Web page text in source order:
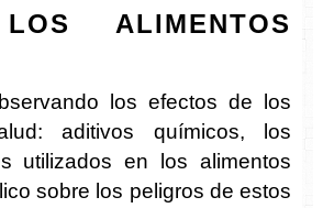
ALIMENTOS
los efectos de los
aditivos químicos, los
utilizados en los alimentos
sobre los peligros de estos